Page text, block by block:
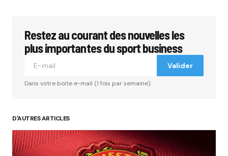
Votre adresse e-mail ne sera pas publiée.Les
champs obligatoires sont indiqués avec*
Your Name*
Restez au courant des nouvelles les
plus importantes du sport business
Valider
Dans votre boite e-mail (1 fois par semaine).
D'AUTRES ARTICLES